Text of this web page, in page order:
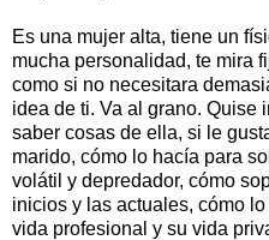
Es una mujer alta, tiene un
mucha personalidad, te mira
como si no necesitara
idea de ti. Va al grano. Quise
saber cosas de ella, si le
marido, cómo lo hacía para
volátil y depredador, cómo
inicios y las actuales, cómo
vida profesional y su vida